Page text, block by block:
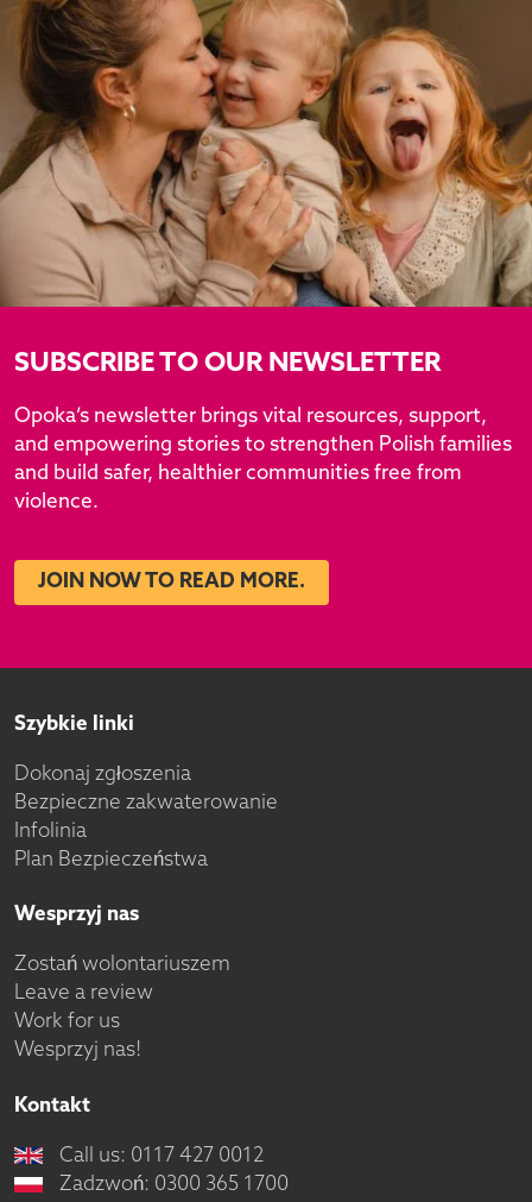
SUBSCRIBE TO OUR NEWSLETTER
Opoka’s newsletter brings vital resources, support,
and empowering stories to strengthen Polish families
and build safer, healthier communities free from
violence.
JOIN NOW TO READ MORE.
Szybkie linki
Dokonaj zgłoszenia
Bezpieczne zakwaterowanie
Infolinia
Plan Bezpieczeństwa
Wesprzyj nas
Zostań wolontariuszem
Leave a review
Work for us
Wesprzyj nas!
Kontakt
Call us: 0117 427 0012
Zadzwoń: 0300 365 1700